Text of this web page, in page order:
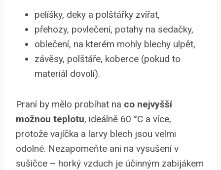
pelíšky, deky a polštářky zvířat,
přehozy, povlečení, potahy na sedačky,
oblečení, na kterém mohly blechy ulpět,
závěsy, polštáře, koberce (pokud to
materiál dovolí).
Praní by mělo probíhat na co nejvyšší
možnou teplotu, ideálně 60 °C a více,
protože vajíčka a larvy blech jsou velmi
odolné. Nezapomeňte ani na vysušení v
sušičce – horký vzduch je účinným zabijákem